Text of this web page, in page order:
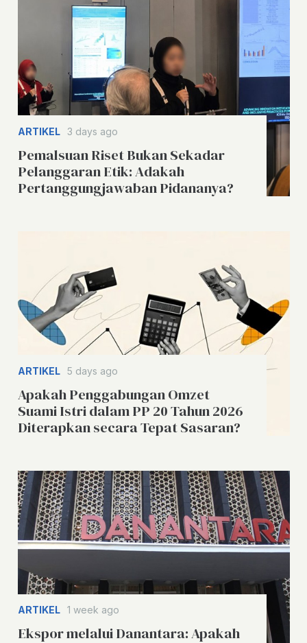
ARTIKEL 3 days ago
Pemalsuan Riset Bukan Sekadar
Pelanggaran Etik: Adakah
Pertanggungjawaban Pidananya?
ARTIKEL 5 days ago
Apakah Penggabungan Omzet
Suami Istri dalam PP 20 Tahun 2026
Diterapkan secara Tepat Sasaran?
ARTIKEL 1 week ago
Ekspor melalui Danantara: Apakah